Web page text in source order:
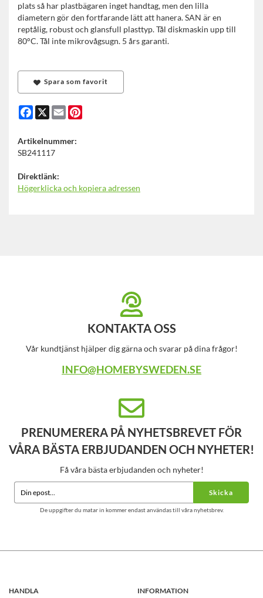
plats så har plastbägaren inget handtag, men den lilla
diametern gör den fortfarande lätt att hanera. SAN är en
reptålig, robust och glansfull plasttyp. Tål diskmaskin upp till
80°C. Tål inte mikrovågsugn. 5 års garanti.
Spara som favorit
Facebook
X Email
Artikelnummer:
SB241117
Direktlänk:
Högerklicka och kopiera adressen
KONTAKTA OSS
Vår kundtjänst hjälper dig gärna och svarar på dina frågor!
INFO@HOMEBYSWEDEN.SE
PRENUMERERA PÅ NYHETSBREVET FÖR
VÅRA BÄSTA ERBJUDANDEN OCH NYHETER!
Få våra bästa erbjudanden och nyheter!
Skicka
De uppgifter du matar in kommer endast användas till våra nyhetsbrev.
HANDLA INFORMATION